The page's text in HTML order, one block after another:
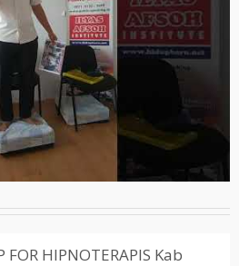
FOR HIPNOTERAPIS Kab